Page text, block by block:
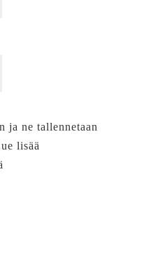
ja ne tallennetaan
lisää